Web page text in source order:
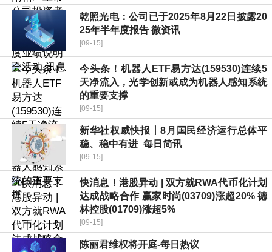
乾照光电：公司已于2025年8月22日披露20
25年半年度报告 微资讯
[09-15]
今头条！机器人ETF易方达(159530)连续5
天净流入，光学创新或成为机器人感知系统
的重要支撑
[09-15]
新华社权威快报丨8月国民经济运行总体平
稳、稳中有进_每日简讯
[09-15]
快消息！港股异动 | 双方就RWA代币化计划
达成战略合作 赢家时尚(03709)涨超20% 德
林控股(01709)涨超5%
[09-15]
陈丽君维权将开庭-每日热议